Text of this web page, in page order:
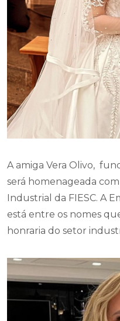
A amiga Vera Olivo,
será homenageada
Industrial da FIESC. A
está entre os nomes
honraria do setor